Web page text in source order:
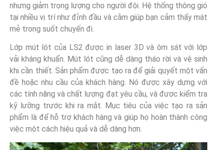
nhưng giảm trọng lượng cho người đội. Hệ thống thông gió
tại nhiều vị trí như đỉnh đầu và cằm giúp bạn cảm thấy mát
mẻ trong suốt chuyến đi.
Lớp mút lót của LS2 được in laser 3D và ôm sát với lớp
vải kháng khuẩn. Mút lót cũng dễ dàng tháo rời và vệ sinh
khi cần thiết. Sản phẩm được tạo ra để giải quyết một vấn
đề hoặc nhu cầu của khách hàng. Nó được xây dựng với
các tính năng và chất lượng đạt yêu cầu, và được kiểm tra
kỹ lưỡng trước khi ra mắt. Mục tiêu của việc tạo ra sản
phẩm là để hỗ trợ khách hàng và giúp họ hoàn thành công
việc một cách hiệu quả và dễ dàng hơn.